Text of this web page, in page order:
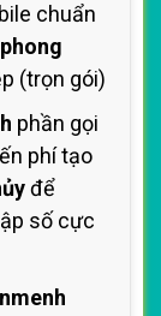
chuẩn
(trọn gói)
phần gọi
phí tạo
để
số cực